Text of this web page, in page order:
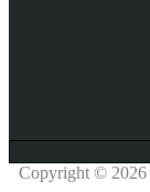
Copyright © 2026